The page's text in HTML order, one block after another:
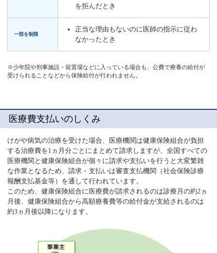
を拒んだとき
一部を制限
正当な理由もないのに医師の指示に従わ
なかったとき
※少年院や刑事施設・留置場などに入っている場合も、公費で療養の給付が
受けられることなどから保険給付が行われません。
医療費支払いのしくみ
けがや病気の治療を受けた場合、医療機関は健康保険組合が負担
する治療費を1ヵ月分ごとにまとめて請求しますが、全国すべての
医療機関と健康保険組合が個々に請求や支払いを行うと大変繁雑
な作業となるため、請求・支払いは審査支払機関（社会保険診療
報酬支払基金等）を通して行われています。
このため、健康保険組合に医療費が請求されるのは診療月の約2ヵ
月後、健康保険組合から高額療養費等の給付金が支給されるのは
約3ヵ月後以降になります。